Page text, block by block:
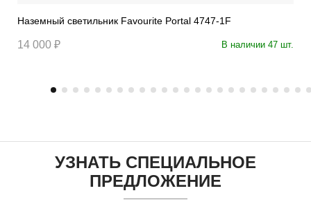
Наземный светильник Favourite Portal 4747-1F
14 000 ₽ В наличии 47 шт.
УЗНАТЬ СПЕЦИАЛЬНОЕ
ПРЕДЛОЖЕНИЕ